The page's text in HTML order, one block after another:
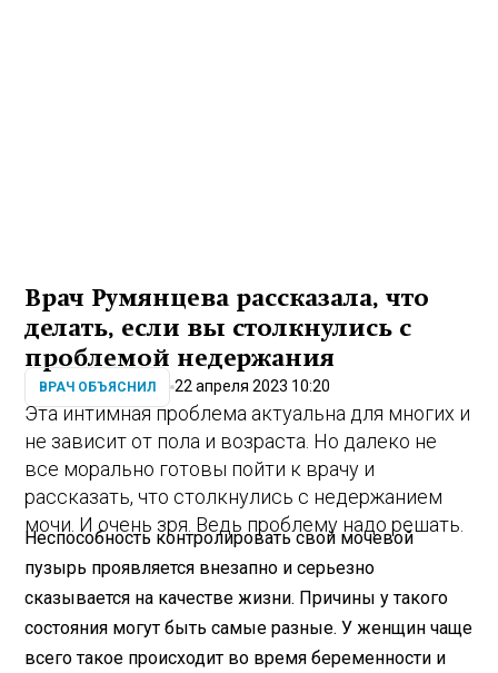
Врач Румянцева рассказала, что
делать, если вы столкнулись с
проблемой недержания
ВРАЧ ОБЪЯСНИЛ 22 апреля 2023 10:20
Эта интимная проблема актуальна для многих и
не зависит от пола и возраста. Но далеко не
все морально готовы пойти к врачу и
рассказать, что столкнулись с недержанием
мочи. И очень зря. Ведь проблему надо решать.
Неспособность контролировать свой мочевой
пузырь проявляется внезапно и серьезно
сказывается на качестве жизни. Причины у такого
состояния могут быть самые разные. У женщин чаще
всего такое происходит во время беременности и